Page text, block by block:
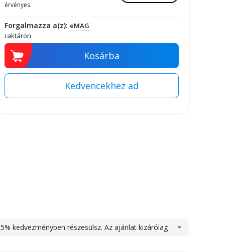
érvényes.
Forgalmazza a(z): eMAG
raktáron
Kosárba
kedvezményben részesülsz. Az ajánlat kizárólag